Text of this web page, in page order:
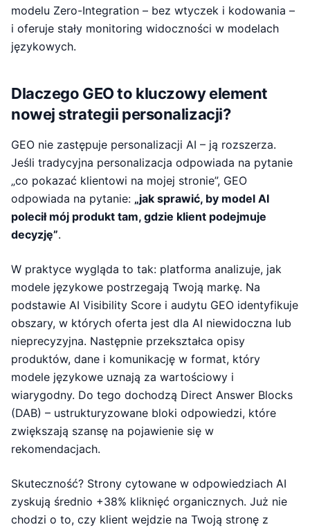
modelu Zero-Integration – bez wtyczek i kodowania –
i oferuje stały monitoring widoczności w modelach
językowych.
Dlaczego GEO to kluczowy element
nowej strategii personalizacji?
GEO nie zastępuje personalizacji AI – ją rozszerza.
Jeśli tradycyjna personalizacja odpowiada na pytanie
„co pokazać klientowi na mojej stronie”, GEO
odpowiada na pytanie: „jak sprawić, by model AI
polecił mój produkt tam, gdzie klient podejmuje
decyzję”.
W praktyce wygląda to tak: platforma analizuje, jak
modele językowe postrzegają Twoją markę. Na
podstawie AI Visibility Score i audytu GEO identyfikuje
obszary, w których oferta jest dla AI niewidoczna lub
nieprecyzyjna. Następnie przekształca opisy
produktów, dane i komunikację w format, który
modele językowe uznają za wartościowy i
wiarygodny. Do tego dochodzą Direct Answer Blocks
(DAB) – ustrukturyzowane bloki odpowiedzi, które
zwiększają szansę na pojawienie się w
rekomendacjach.
Skuteczność? Strony cytowane w odpowiedziach AI
zyskują średnio +38% kliknięć organicznych. Już nie
chodzi o to, czy klient wejdzie na Twoją stronę z